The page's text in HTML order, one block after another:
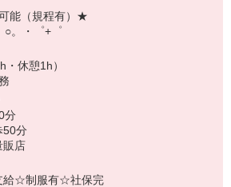
カンタン面接OK！
ピード対応。
能（規程有）★
○。・゜+゜
休憩1h）
分
50分
販店
☆制服有☆社保完